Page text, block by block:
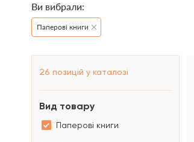
Ви вибрали:
Паперові книги
26 позицій у каталозі
Вид товару
Паперові книги